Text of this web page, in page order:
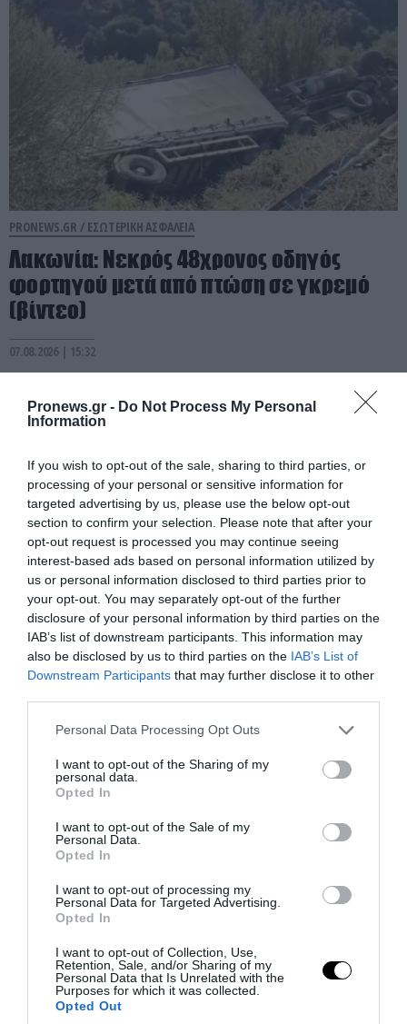
Pronews.gr - Do Not Process My Personal
Information
If you wish to opt-out of the sale, sharing to third parties, or
processing of your personal or sensitive information for
targeted advertising by us, please use the below opt-out
section to confirm your selection. Please note that after your
opt-out request is processed you may continue seeing
interest-based ads based on personal information utilized by
us or personal information disclosed to third parties prior to
your opt-out. You may separately opt-out of the further
disclosure of your personal information by third parties on the
IAB’s list of downstream participants. This information may
also be disclosed by us to third parties on the IAB’s List of
Downstream Participants that may further disclose it to other
Please note that this website/app uses one or more Google
not limited to your visit or usage behaviour. You may click to
grant or deny consent to Google and its third-party tags to
use your data for below specified purposes in below Google
consent section.
Personal Data Processing Opt Outs
I want to opt-out of the Sharing of my
personal data.
Opted In
I want to opt-out of the Sale of my
Personal Data.
Opted In
I want to opt-out of processing my
Personal Data for Targeted Advertising.
Opted In
I want to opt-out of Collection, Use,
Retention, Sale, and/or Sharing of my
Personal Data that Is Unrelated with the
Purposes for which it was collected.
Opted Out
PRONEWS.GR / ΕΣΩΤΕΡΙΚΗ ΑΣΦΑΛΕΙΑ
Λακωνία: Νεκρός 48χρονος οδηγός
φορτηγού μετά από πτώση σε γκρεμό
(βίντεο)
07.08.2026 | 15:32
PRONEWS.GR /ΕΣΩΤΕΡΙΚΗ ΑΣΦΑΛΕΙΑ
Καταδικάστηκε ο 55χρονος στον Μυστρα:
«Δεν ήταν οικονομικά τα κίνητρά μου –
Είχα την ανάγκη να τον κρατήσω
07.08.2026 | 14:35
PRONEWS.GR /